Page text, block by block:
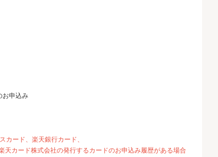
お申込み
ード、楽天銀行カード、
カード株式会社の発行するカードのお申込み履歴がある場合